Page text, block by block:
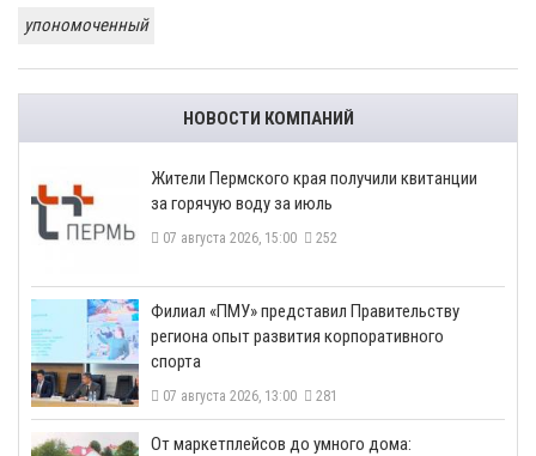
упономоченный
НОВОСТИ КОМПАНИЙ
​Жители Пермского края получили квитанции
за горячую воду за июль
07 августа 2026, 15:00 252
​Филиал «ПМУ» представил Правительству
региона опыт развития корпоративного
спорта
07 августа 2026, 13:00 281
От маркетплейсов до умного дома: